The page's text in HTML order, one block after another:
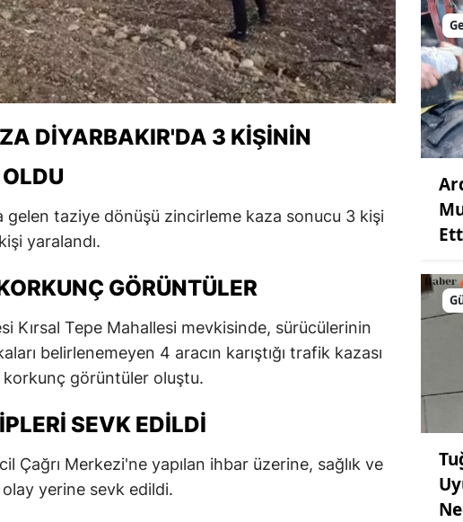
DIYARBAKIR'DA 3 KIŞININ
gelen taziye dönüşü zincirleme kaza sonucu 3 kişi
yaralandı.
GÖRÜNTÜLER
Kırsal Tepe Mahallesi mevkisinde, sürücülerinin
belirlenemeyen 4 aracın karıştığı trafik kazası
görüntüler oluştu.
SEVK EDILDI
Çağrı Merkezi'ne yapılan ihbar üzerine, sağlık ve
yerine sevk edildi.